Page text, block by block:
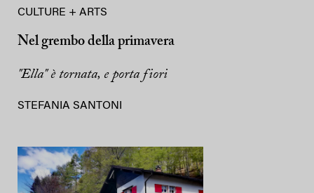
CULTURE + ARTS
Nel grembo della primavera
"Ella" è tornata, e porta fiori
STEFANIA SANTONI